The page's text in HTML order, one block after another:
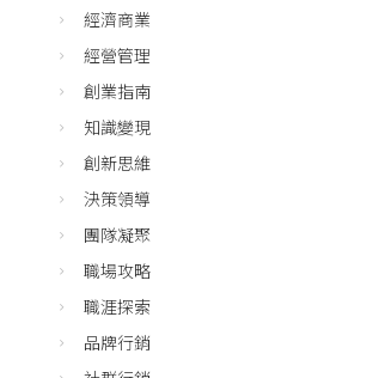
經濟商業
經營管理
創業指南
知識變現
創新思維
決策領導
團隊凝聚
職場攻略
職涯探索
品牌行銷